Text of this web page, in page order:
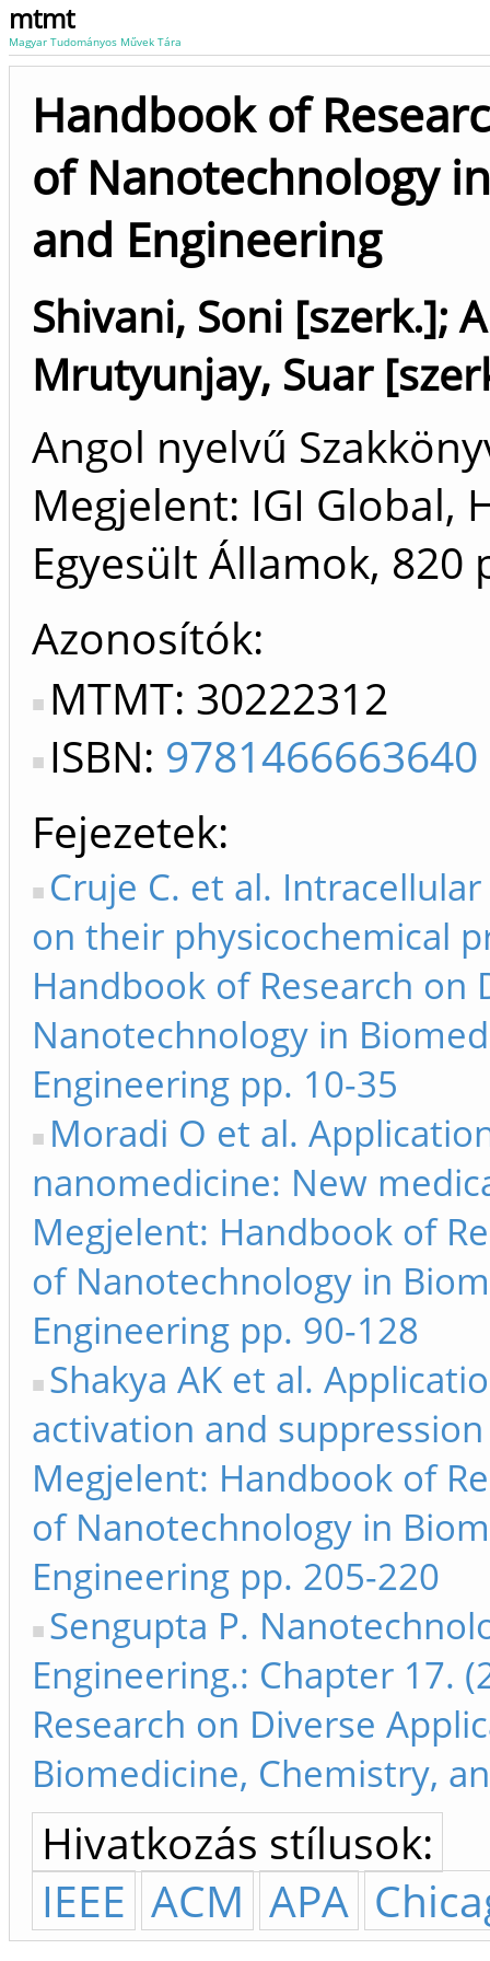
mtmt
Magyar Tudományos Művek Tára
Handbook of
of Nanotechnology
and Engineering
Shivani, Soni [szerk.];
Mrutyunjay, Suar
Angol nyelvű
Megjelent: IGI Global,
Egyesült Államok, 820
Azonosítók
MTMT: 30222312
ISBN: 9781466663640
Fejezetek
Cruje C. et al.
on their physicochemical
Handbook of Research on
Nanotechnology in
Engineering pp. 10-35
Moradi O et al.
nanomedicine: New
Megjelent: Handbook of
of Nanotechnology in
Engineering pp. 90-128
Shakya AK et al.
activation and
Megjelent: Handbook of
of Nanotechnology in
Engineering pp. 205-220
Sengupta P.
Engineering.: Chapter 17.
Research on Diverse
Biomedicine, Chemistry,
Hivatkozás stílusok:
IEEE ACM APA